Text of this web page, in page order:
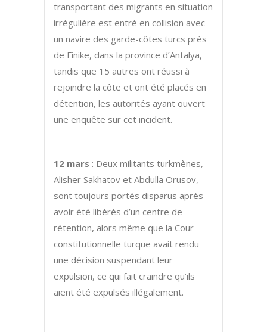
transportant des migrants en situation
irrégulière est entré en collision avec
un navire des garde-côtes turcs près
de Finike, dans la province d’Antalya,
tandis que 15 autres ont réussi à
rejoindre la côte et ont été placés en
détention, les autorités ayant ouvert
une enquête sur cet incident.
12 mars : Deux militants turkmènes,
Alisher Sakhatov et Abdulla Orusov,
sont toujours portés disparus après
avoir été libérés d’un centre de
rétention, alors même que la Cour
constitutionnelle turque avait rendu
une décision suspendant leur
expulsion, ce qui fait craindre qu’ils
aient été expulsés illégalement.